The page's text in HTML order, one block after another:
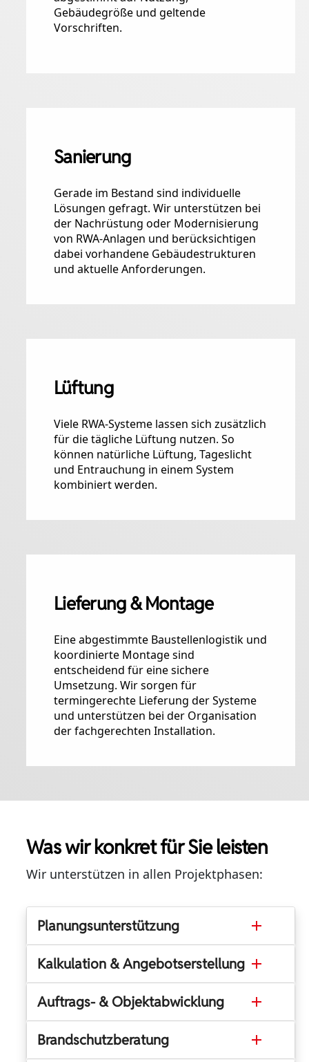
Gebäudegröße und geltende
Vorschriften.
Sanierung
Gerade im Bestand sind individuelle
Lösungen gefragt. Wir unterstützen bei
der Nachrüstung oder Modernisierung
von RWA-Anlagen und berücksichtigen
dabei vorhandene Gebäudestrukturen
und aktuelle Anforderungen.
Lüftung
Viele RWA-Systeme lassen sich zusätzlich
für die tägliche Lüftung nutzen. So
können natürliche Lüftung, Tageslicht
und Entrauchung in einem System
kombiniert werden.
Lieferung & Montage
Eine abgestimmte Baustellenlogistik und
koordinierte Montage sind
entscheidend für eine sichere
Umsetzung. Wir sorgen für
termingerechte Lieferung der Systeme
und unterstützen bei der Organisation
der fachgerechten Installation.
Was wir konkret für Sie leisten
Wir unterstützen in allen Projektphasen:
Planungsunterstützung
Kalkulation & Angebotserstellung
Auftrags- & Objektabwicklung
Brandschutzberatung